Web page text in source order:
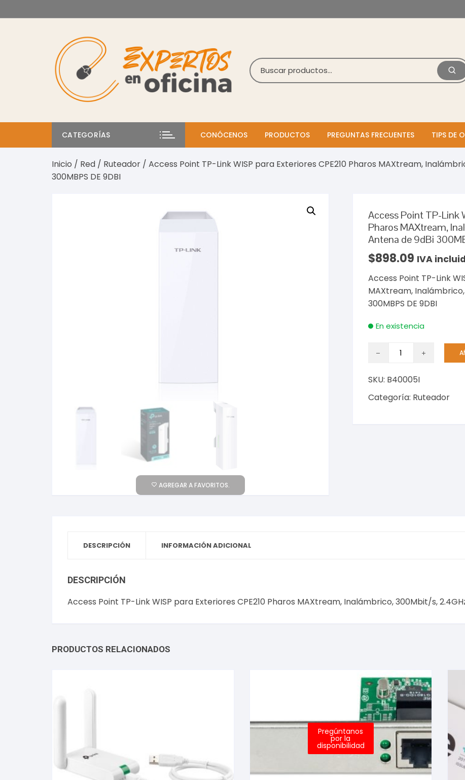
al
CATEGORÍAS CONÓCENOS PRODUCTOS PREGUNTAS FRECUENTES TIPS DE
Inicio / Red / Ruteador / Access Point TP-Link WISP para Exteriores CPE210 Pharos MAXtream,
300MBPS DE 9DBI
AGREGAR A FAVORITOS.
Access Point TP-Link
Pharos MAXtream,
Antena de 9dBi
$898.09 IVA
Access Point TP-Link
MAXtream,
300MBPS DE 9DBI
En existencia
Access
Link
WISP
SKU: B40005I
Categoría: Ruteador
DESCRIPCIÓN INFORMACIÓN ADICIONAL
DESCRIPCIÓN
Access Point TP-Link WISP para Exteriores CPE210 Pharos MAXtream, Inalámbrico, 300Mbit/s,
PRODUCTOS RELACIONADOS
Pregúntanos
por la
disponibilidad